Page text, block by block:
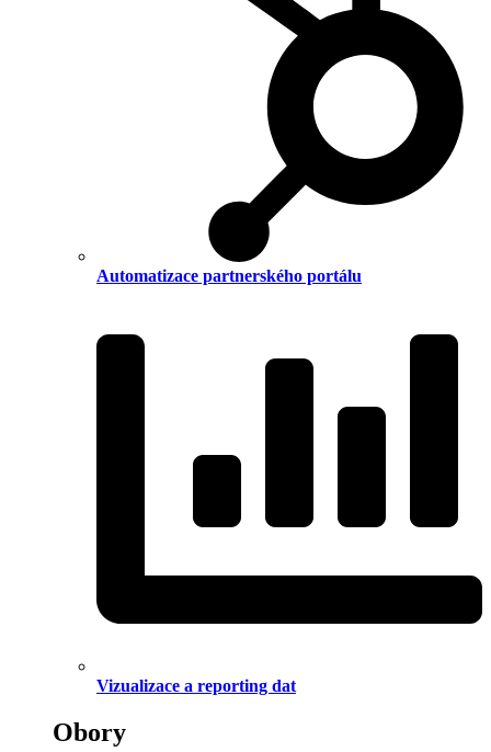
Automatizace partnerského portálu
Vizualizace a reporting dat
Obory